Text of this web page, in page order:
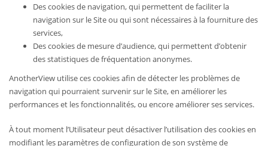
Des cookies de navigation, qui permettent de faciliter la
navigation sur le Site ou qui sont nécessaires à la fourniture des
services,
Des cookies de mesure d’audience, qui permettent d’obtenir
des statistiques de fréquentation anonymes.
AnotherView utilise ces cookies afin de détecter les problèmes de
navigation qui pourraient survenir sur le Site, en améliorer les
performances et les fonctionnalités, ou encore améliorer ses services.
À tout moment l’Utilisateur peut désactiver l’utilisation des cookies en
modifiant les paramètres de configuration de son système de